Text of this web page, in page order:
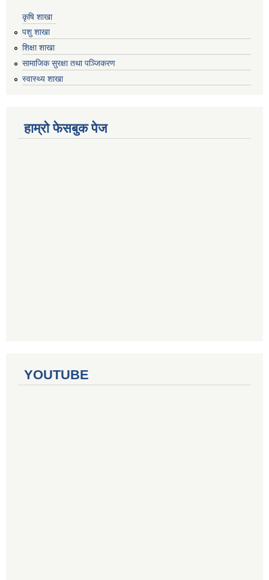
कृषि शाखा
पशु शाखा
शिक्षा शाखा
सामाजिक सुरक्षा तथा पञ्जिकरण
स्वास्थ्य शाखा
हाम्रो फेसबुक पेज
YOUTUBE